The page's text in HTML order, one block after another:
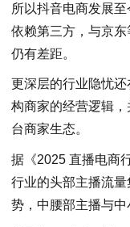
所以抖音电商发展
依赖第三方，与京
仍有差距。
更深层的行业隐忧
构商家的经营逻辑
台商家生态。
据《2025 直播电商
行业的头部主播流
势，中腰部主播与中